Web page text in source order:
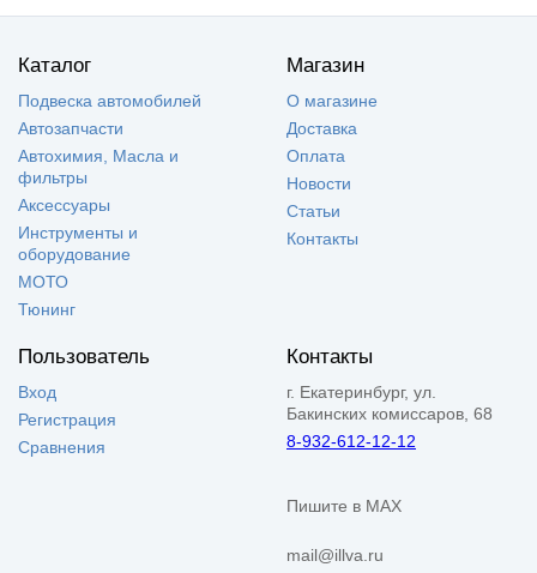
Каталог
Подвеска автомобилей
Автозапчасти
Автохимия, Масла и
фильтры
Аксессуары
Инструменты и
оборудование
МОТО
Тюнинг
Магазин
О магазине
Доставка
Оплата
Новости
Статьи
Контакты
Пользователь
Вход
Регистрация
Сравнения
Контакты
г. Екатеринбург, ул.
Бакинских комиссаров, 68
8-932-612-12-12
Пишите в MAX
mail@illva.ru